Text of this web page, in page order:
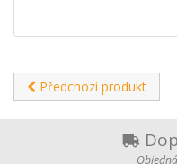
Předchozí produkt